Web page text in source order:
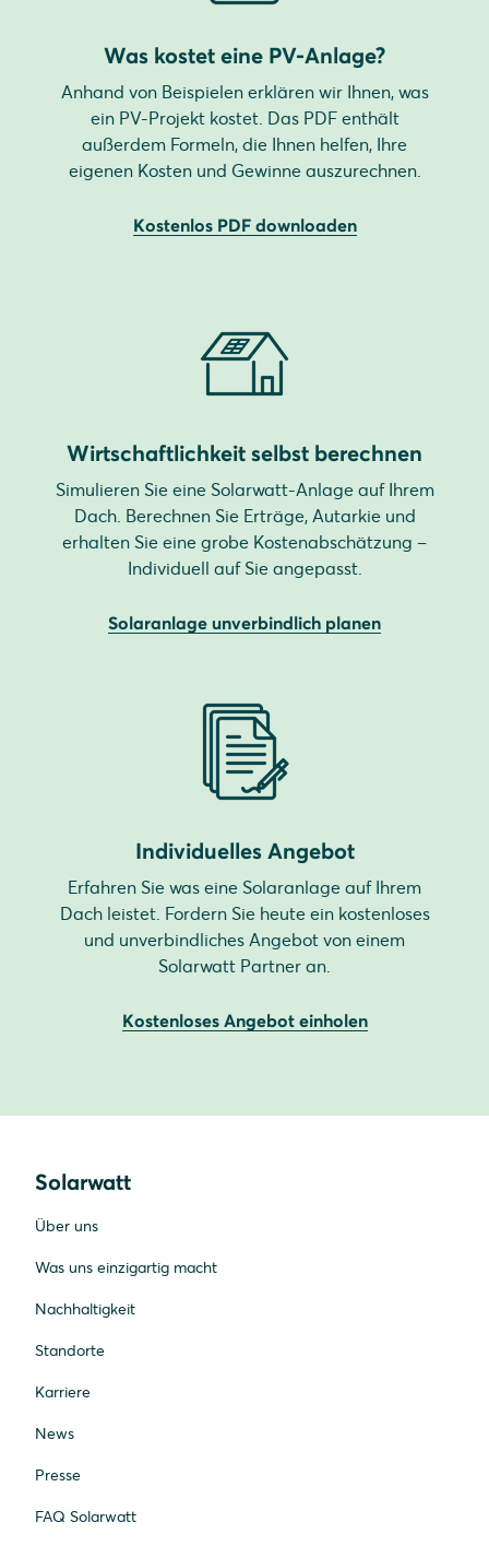
Was kostet eine PV-Anlage?
Anhand von Beispielen erklären wir Ihnen, was
ein PV-Projekt kostet. Das PDF enthält
außerdem Formeln, die Ihnen helfen, Ihre
eigenen Kosten und Gewinne auszurechnen.
Kostenlos PDF downloaden
Wirtschaftlichkeit selbst berechnen
Simulieren Sie eine Solarwatt-Anlage auf Ihrem
Dach. Berechnen Sie Erträge, Autarkie und
erhalten Sie eine grobe Kostenabschätzung –
Individuell auf Sie angepasst.
Solaranlage unverbindlich planen
Individuelles Angebot
Erfahren Sie was eine Solaranlage auf Ihrem
Dach leistet. Fordern Sie heute ein kostenloses
und unverbindliches Angebot von einem
Solarwatt Partner an.
Kostenloses Angebot einholen
Solarwatt
Über uns
Was uns einzigartig macht
Nachhaltigkeit
Standorte
Karriere
News
Presse
FAQ Solarwatt